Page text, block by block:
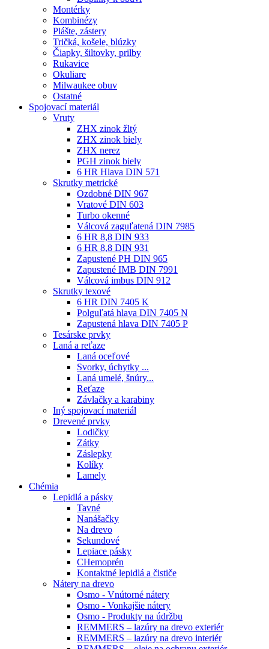
Montérky
Kombinézy
Plášte, zástery
Tričká, košele, blúzky
Čiapky, šiltovky, prilby
Rukavice
Okuliare
Milwaukee obuv
Ostatné
Spojovacímateriál
Vruty
ZHX zinok žltý
ZHX zinok biely
ZHX nerez
PGH zinok biely
6 HR Hlava DIN 571
Skrutky metrické
Ozdobné DIN 967
Vratové DIN 603
Turbo okenné
Válcová zaguľatená DIN 7985
6 HR 8,8 DIN 933
6 HR 8,8 DIN 931
Zapustené PH DIN 965
Zapustené IMB DIN 7991
Válcová imbus DIN 912
Skrutky texové
6 HR DIN 7405 K
Polguľatá hlava DIN 7405 N
Zapustená hlava DIN 7405 P
Tesárske prvky
Laná a reťaze
Laná oceľové
Svorky, úchytky ...
Laná umelé, šnúry...
Reťaze
Závlačky a karabiny
Iný spojovací materiál
Drevené prvky
Lodičky
Zátky
Záslepky
Kolíky
Lamely
Chémia
Lepidlá a pásky
Tavné
Nanášačky
Na drevo
Sekundové
Lepiace pásky
CHemoprén
Kontaktné lepidlá a čističe
Nátery na drevo
Osmo - Vnútorné nátery
Osmo - Vonkajšie nátery
Osmo - Produkty na údržbu
REMMERS – lazúry na drevo exteriér
REMMERS – lazúry na drevo interiér